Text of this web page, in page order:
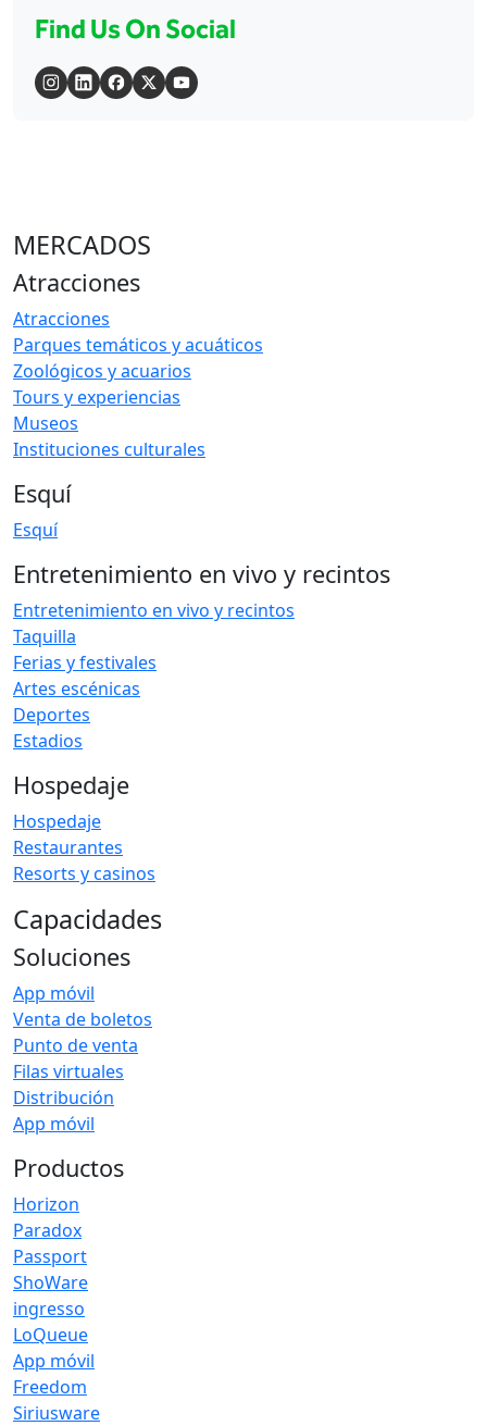
Find Us On Social
MERCADOS
Atracciones
Atracciones
Parques temáticos y acuáticos
Zoológicos y acuarios
Tours y experiencias
Museos
Instituciones culturales
Esquí
Esquí
Entretenimiento en vivo y recintos
Entretenimiento en vivo y recintos
Taquilla
Ferias y festivales
Artes escénicas
Deportes
Estadios
Hospedaje
Hospedaje
Restaurantes
Resorts y casinos
Capacidades
Soluciones
App móvil
Venta de boletos
Punto de venta
Filas virtuales
Distribución
App móvil
Productos
Horizon
Paradox
Passport
ShoWare
ingresso
LoQueue
App móvil
Freedom
Siriusware